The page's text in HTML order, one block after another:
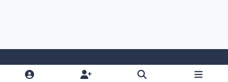
Light ModeDark ModeSystem Preference